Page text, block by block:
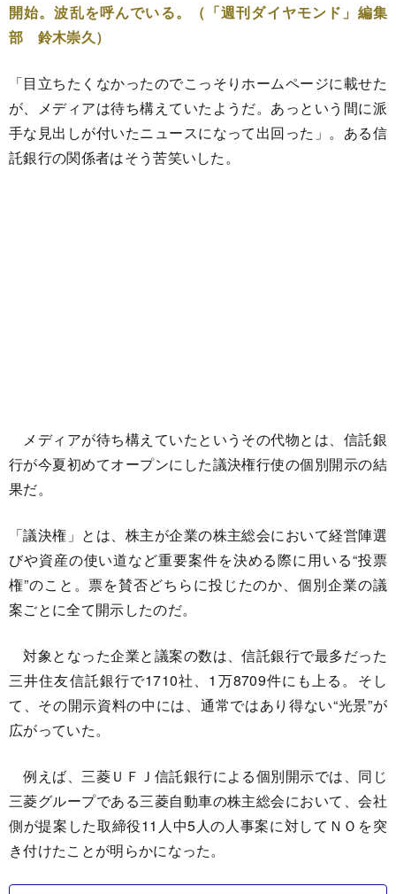
開始。波乱を呼んでいる。（「週刊ダイヤモンド」編集
部 鈴木崇久）
「目立ちたくなかったのでこっそりホームページに載せた
が、メディアは待ち構えていたようだ。あっという間に派
手な見出しが付いたニュースになって出回った」。ある信
託銀行の関係者はそう苦笑いした。
メディアが待ち構えていたというその代物とは、信託銀
行が今夏初めてオープンにした議決権行使の個別開示の結
果だ。
「議決権」とは、株主が企業の株主総会において経営陣選
びや資産の使い道など重要案件を決める際に用いる“投票
権”のこと。票を賛否どちらに投じたのか、個別企業の議
案ごとに全て開示したのだ。
対象となった企業と議案の数は、信託銀行で最多だった
三井住友信託銀行で1710社、1万8709件にも上る。そし
て、その開示資料の中には、通常ではあり得ない“光景”が
広がっていた。
例えば、三菱ＵＦＪ信託銀行による個別開示では、同じ
三菱グループである三菱自動車の株主総会において、会社
側が提案した取締役11人中5人の人事案に対してＮＯを突
き付けたことが明らかになった。